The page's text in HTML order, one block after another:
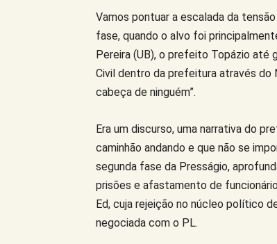
Vamos pontuar a escalada da
fase, quando o alvo foi
Pereira (UB), o prefeito Topázio até
Civil dentro da prefeitura através do
cabeça de ninguém”.
Era um discurso, uma narrativa do
caminhão andando e que não se
segunda fase da Presságio,
prisões e afastamento de
Ed, cuja rejeição no núcleo político
negociada com o PL.